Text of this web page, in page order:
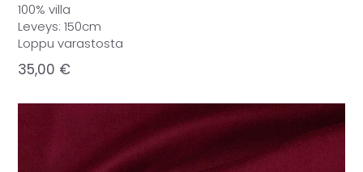
100% villa
Leveys: 150cm
Loppu varastosta
35,00 €